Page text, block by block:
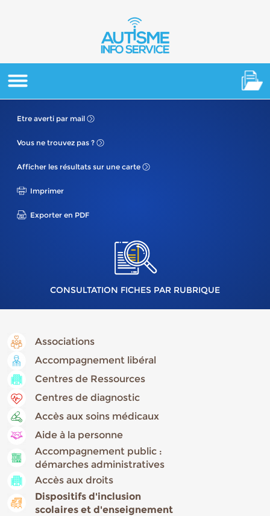
Etre averti par mail
Vous ne trouvez pas ?
Afficher les résultats sur une carte
Imprimer
Exporter en PDF
CONSULTATION FICHES PAR RUBRIQUE
Associations
Accompagnement libéral
Centres de Ressources
Centres de diagnostic
Accès aux soins médicaux
Aide à la personne
Accompagnement public :
démarches administratives
Accès aux droits
Dispositifs d'inclusion
scolaires et d'enseignement